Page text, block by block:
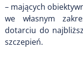
– mających
we własnym
dotarciu do
szczepień.